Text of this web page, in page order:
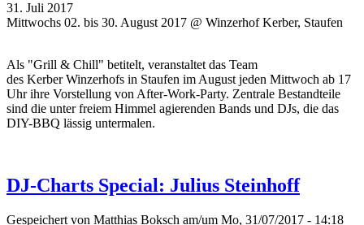
31. Juli 2017
Mittwochs 02. bis 30. August 2017 @ Winzerhof Kerber, Staufen
Als "Grill & Chill" betitelt, veranstaltet das Team
des KerberWinzerhofs in Staufen im August jeden Mittwoch ab 17
Uhr ihre Vorstellung von After-Work-Party. Zentrale Bestandteile
sind die unter freiem Himmel agierenden Bands und DJs, die das
DIY-BBQ lässig untermalen.
DJ-Charts Special: Julius Steinhoff
Gespeichert von Matthias Boksch am/um Mo, 31/07/2017 - 14:18